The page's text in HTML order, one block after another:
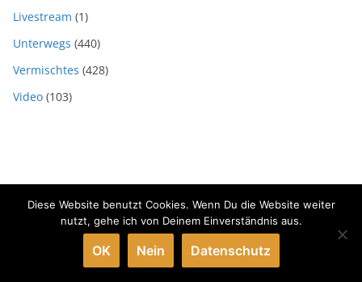
Livestream (1)
Unterwegs (440)
Vermischtes (428)
Video (103)
Copyright © 2026 SVEN HOFFMANN MEDIENGESTALTER
Rechte vorbehalten.
ColorMagvon ThemeGrill. Präsentiert von
Diese Website benutzt Cookies. Wenn Du die Website weiter
nutzt, gehe ich von Deinem Einverständnis aus.
OK Nein Datenschutz